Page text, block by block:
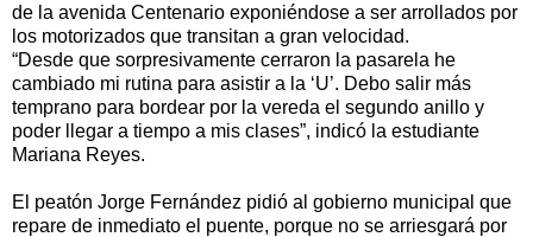
de la avenida Centenario exponiéndose a ser arrollados por
los motorizados que transitan a gran velocidad.
“Desde que sorpresivamente cerraron la pasarela he
cambiado mi rutina para asistir a la ‘U’. Debo salir más
temprano para bordear por la vereda el segundo anillo y
poder llegar a tiempo a mis clases”, indicó la estudiante
Mariana Reyes.
El peatón Jorge Fernández pidió al gobierno municipal que
repare de inmediato el puente, porque no se arriesgará por